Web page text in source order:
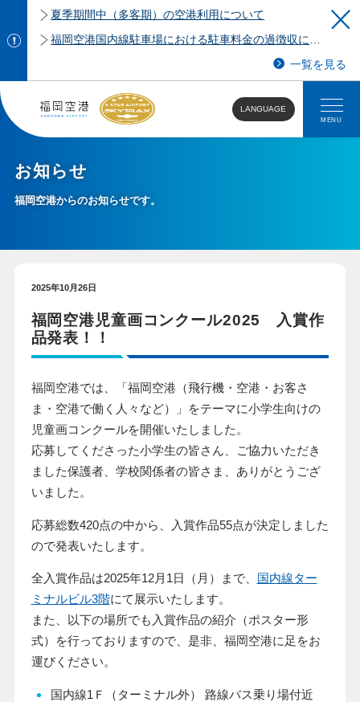
夏季期間中（多客期）の空港利用について
一覧を見る
LANGUAGE
MENU
お知らせ
福岡空港からのお知らせです。
2025年10月26日
福岡空港児童画コンクール2025 入賞作
品発表！！
福岡空港では、「福岡空港（飛行機・空港・お客さ
ま・空港で働く人々など）」をテーマに小学生向けの
児童画コンクールを開催いたしました。
応募してくださった小学生の皆さん、ご協力いただき
ました保護者、学校関係者の皆さま、ありがとうござ
いました。
応募総数420点の中から、入賞作品55点が決定しました
ので発表いたします。
全入賞作品は2025年12月1日（月）まで、
国内線ター
ミナルビル3階にて展示いたします。
また、以下の場所でも入賞作品の紹介（ポスター形
式）を行っておりますので、是非、福岡空港に足をお
運びください。
国内線1Ｆ（ターミナル外） 路線バス乗り場付近